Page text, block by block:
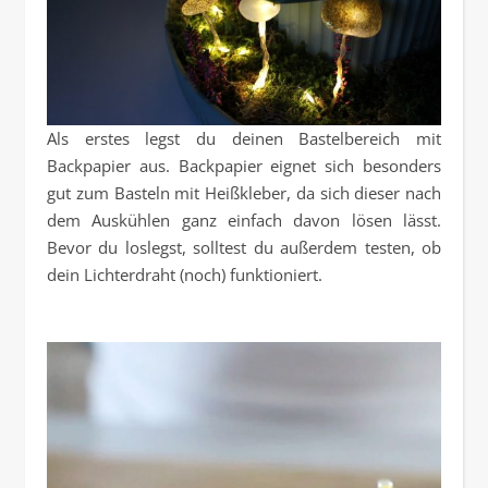
Als erstes legst du deinen Bastelbereich mit
Backpapier aus. Backpapier eignet sich besonders
gut zum Basteln mit Heißkleber, da sich dieser nach
dem Auskühlen ganz einfach davon lösen lässt.
Bevor du loslegst, solltest du außerdem testen, ob
dein Lichterdraht (noch) funktioniert.